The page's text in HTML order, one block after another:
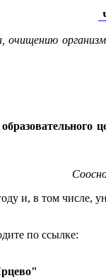
очищению
и, в том числе,
по ссылке: